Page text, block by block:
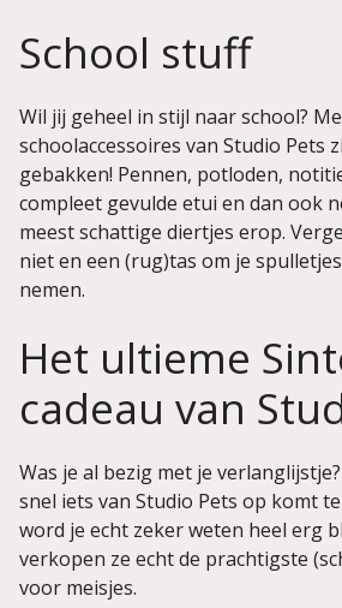
School stuff
Wil jij geheel in stijl naar school?
schoolaccessoires van Studio Pets
gebakken! Pennen, potloden,
compleet gevulde etui en dan ook
meest schattige diertjes erop.
niet en een (rug)tas om je
nemen.
Het ultieme
cadeau van
Was je al bezig met je
snel iets van Studio Pets op komt
word je echt zeker weten heel erg
verkopen ze echt de prachtigste
voor meisjes.